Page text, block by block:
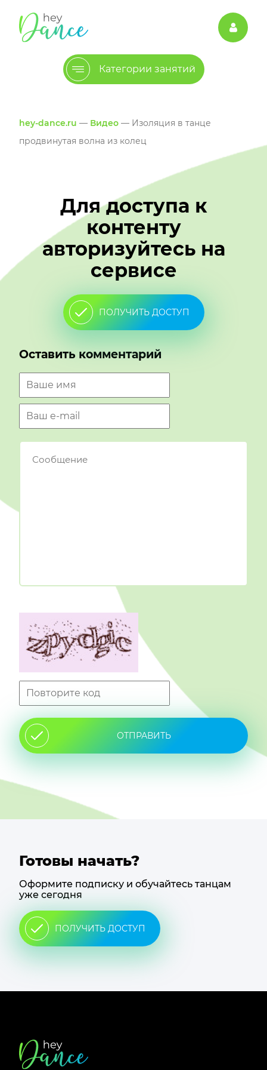
Категории занятий
hey-dance.ru — Видео — Изоляция в танце
продвинутая волна из колец
Для доступа к
контенту
авторизуйтесь на
сервисе
ПОЛУЧИТЬ ДОСТУП
Оставить комментарий
ОТПРАВИТЬ
Готовы начать?
Оформите подписку и обучайтесь танцам
уже сегодня
ПОЛУЧИТЬ ДОСТУП
Футер